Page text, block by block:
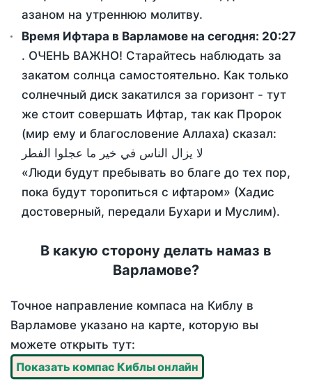
азаном на утреннюю молитву.
Время Ифтара в Варламове на сегодня: 20:27
. ОЧЕНЬ ВАЖНО! Старайтесь наблюдать за
закатом солнца самостоятельно. Как только
солнечный диск закатился за горизонт - тут
же стоит совершать Ифтар, так как Пророк
(мир ему и благословение Аллаха) сказал:
لا يزال الناس في خير ما عجلوا الفطر
«Люди будут пребывать во благе до тех пор,
пока будут торопиться с ифтаром» (Хадис
достоверный, передали Бухари и Муслим).
В какую сторону делать намаз в
Варламове?
Точное направление компаса на Киблу в
Варламове указано на карте, которую вы
можете открыть тут:
Показать компас Киблы онлайн